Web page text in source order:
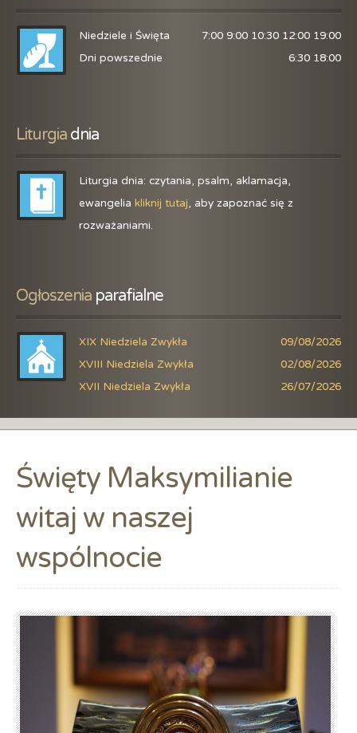
Niedziele i Święta
7:00 9:00 10:30 12:00 19:00
Dni powszednie
6:30 18:00
Liturgia dnia
Liturgia dnia: czytania, psalm, aklamacja,
ewangelia kliknij tutaj, aby zapoznać się z
rozważaniami.
Ogłoszenia parafialne
XIX Niedziela Zwykła
09/08/2026
XVIII Niedziela Zwykła
02/08/2026
XVII Niedziela Zwykła
26/07/2026
Święty Maksymilianie
witaj w naszej
wspólnocie